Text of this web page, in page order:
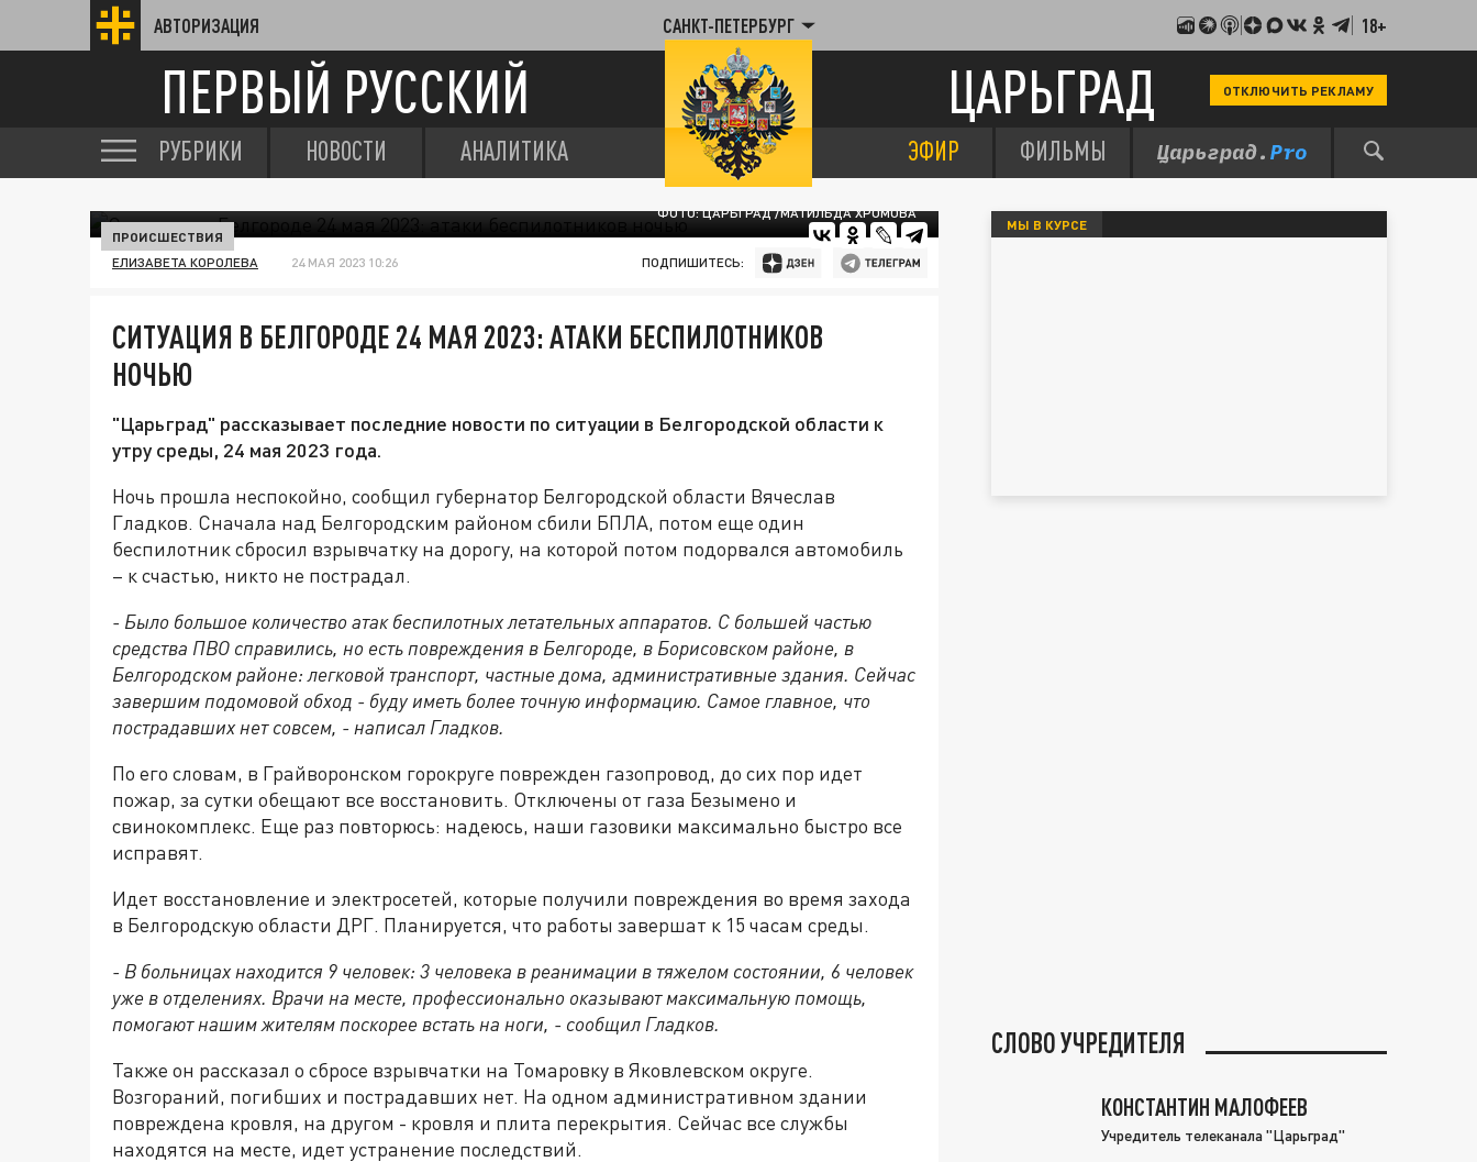
АВТОРИЗАЦИЯ САНКТ-ПЕТЕРБУРГ 18+
ПЕРВЫЙ РУССКИЙ ЦАРЬГРАД ОТКЛЮЧИТЬ РЕКЛАМУ
РУБРИКИ НОВОСТИ АНАЛИТИКА ЭФИР ФИЛЬМЫ
ФОТО: ЦАРЬГРАД /МАТИЛЬДА ХРОМОВА
ПРОИСШЕСТВИЯ
ЕЛИЗАВЕТА КОРОЛЕВА 24 МАЯ 2023 10:26 ПОДПИШИТЕСЬ:
СИТУАЦИЯ В БЕЛГОРОДЕ 24 МАЯ 2023: АТАКИ БЕСПИЛОТНИКОВ
НОЧЬЮ
"Царьград" рассказывает последние новости по ситуации в Белгородской области к
утру среды, 24 мая 2023 года.
Ночь прошла неспокойно, сообщил губернатор Белгородской области Вячеслав
Гладков. Сначала над Белгородским районом сбили БПЛА, потом еще один
беспилотник сбросил взрывчатку на дорогу, на которой потом подорвался автомобиль
– к счастью, никто не пострадал.
- Было большое количество атак беспилотных летательных аппаратов. С большей частью
средства ПВО справились, но есть повреждения в Белгороде, в Борисовском районе, в
Белгородском районе: легковой транспорт, частные дома, административные здания. Сейчас
завершим подомовой обход - буду иметь более точную информацию. Самое главное, что
пострадавших нет совсем, - написал Гладков.
По его словам, в Грайворонском горокруге поврежден газопровод, до сих пор идет
пожар, за сутки обещают все восстановить. Отключены от газа Безымено и
свинокомплекс. Еще раз повторюсь: надеюсь, наши газовики максимально быстро все
исправят.
Идет восстановление и электросетей, которые получили повреждения во время захода
в Белгородскую области ДРГ. Планируется, что работы завершат к 15 часам среды.
- В больницах находится 9 человек: 3 человека в реанимации в тяжелом состоянии, 6 человек
уже в отделениях. Врачи на месте, профессионально оказывают максимальную помощь,
помогают нашим жителям поскорее встать на ноги, - сообщил Гладков.
Также он рассказал о сбросе взрывчатки на Томаровку в Яковлевском округе.
Возгораний, погибших и пострадавших нет. На одном административном здании
повреждена кровля, на другом - кровля и плита перекрытия. Сейчас все службы
находятся на месте, идет устранение последствий.
МЫ В КУРСЕ
СЛОВО УЧРЕДИТЕЛЯ
КОНСТАНТИН МАЛОФЕЕВ
Учредитель телеканала "Царьград"